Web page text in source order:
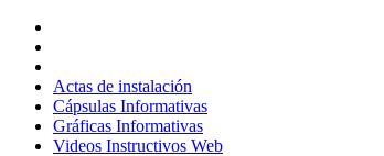
contenido
Actas de instalación
Cápsulas Informativas
Gráficas Informativas
Videos Instructivos Web